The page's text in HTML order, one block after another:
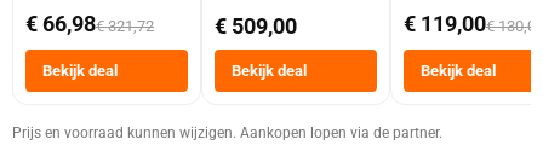
abonnement
€ 66,98€ 321,72
Bekijk deal
€ 509,00
Bekijk deal
Dubbele Mand 9
Tot 6 Personen
Heteluchtfriteuse
Zwart
€ 119,00€ 130,00
Bekijk deal
Prijs en voorraad kunnen wijzigen. Aankopen lopen via de partner.